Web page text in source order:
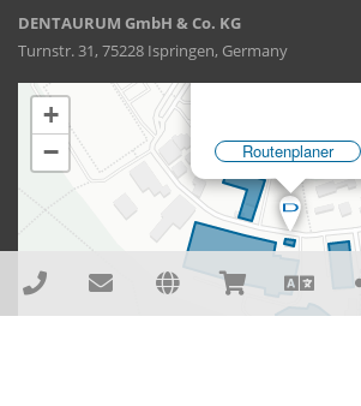
DENTAURUM GmbH & Co. KG
Turnstr. 31, 75228 Ispringen, Germany